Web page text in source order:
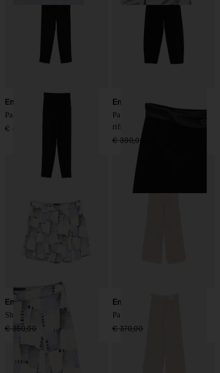
Emporio Armani
Pantaloni Slim
€ 450,00
Emporio Armani
Pantaloni tapered con
rifiniture in satin
€ 390,00
Emporio Armani
Shorts stampati
€ 350,00 € 210,00
Emporio Armani
Pantaloni in Lino
€ 370,00